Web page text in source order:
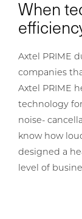
When
Axtel PRIME
companies
Axtel PRIME
technology
noise-
know how
designed a
level of